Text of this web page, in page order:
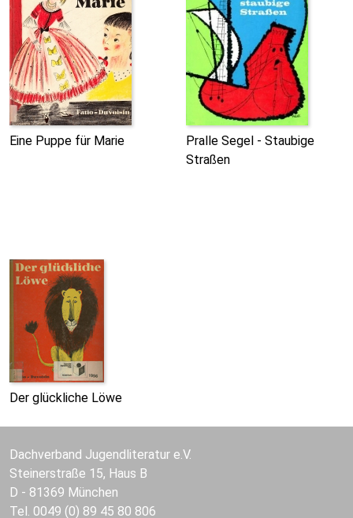
Eine Puppe für Marie
Pralle Segel - Staubige
Straßen
Der glückliche Löwe
Dachverband Jugendliteratur e.V.
Steinerstraße 15, Haus B
D - 81369 München
Tel. 0049 (0) 89 45 80 806